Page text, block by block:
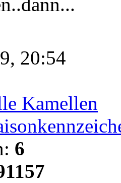
20:54
Kamellen
6